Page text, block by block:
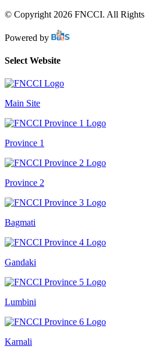
© Copyright 2026 FNCCI. All Rights
Powered by
Select Website
Main Site
Province 1
Province 2
Bagmati
Gandaki
Lumbini
Karnali